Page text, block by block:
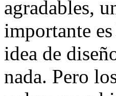
agradables,
importante
idea de
nada. Pero